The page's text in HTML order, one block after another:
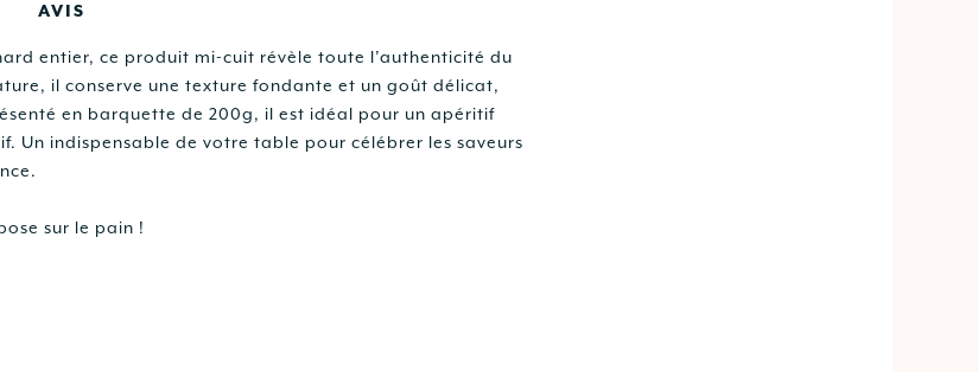
AVIS
entier, ce produit mi-cuit révèle toute l’authenticité du
il conserve une texture fondante et un goût délicat,
en barquette de 200g, il est idéal pour un apéritif
Un indispensable de votre table pour célébrer les saveurs
sur le pain !